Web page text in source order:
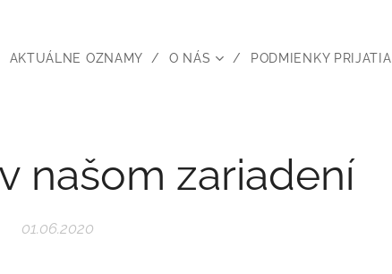
AKTUÁLNE OZNAMY O NÁS PODMIENKY PRIJATIA
našom zariadení
01.06.2020